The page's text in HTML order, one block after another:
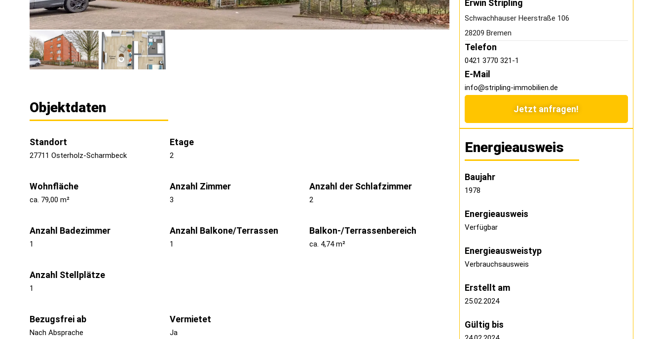
Objektdaten
Standort
27711 Osterholz-Scharmbeck
Etage
2
Wohnfläche
ca. 79,00 m²
Anzahl Zimmer
3
Anzahl der Schlafzimmer
2
Anzahl Badezimmer
1
Anzahl Balkone/Terrassen
1
Balkon-/Terrassenbereich
ca. 4,74 m²
Anzahl Stellplätze
1
Bezugsfrei ab
Nach Absprache
Vermietet
Ja
Erwin Stripling
Schwachhauser Heerstraße 106
28209 Bremen
Telefon
0421 3770 321-1
E-Mail
info@stripling-immobilien.de
Jetzt anfragen!
Energieausweis
Baujahr
1978
Energieausweis
Verfügbar
Energie­ausweistyp
Verbrauchsausweis
Erstellt am
25.02.2024
Gültig bis